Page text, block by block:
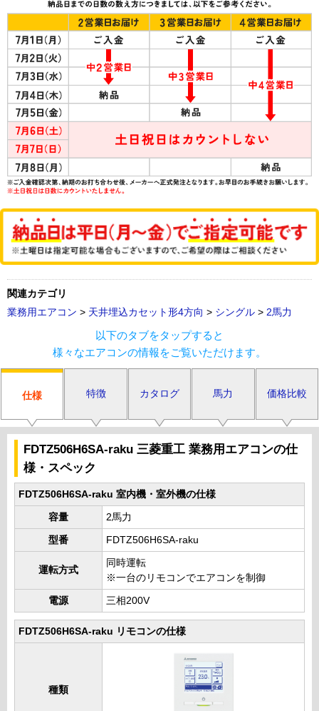
関連カテゴリ
業務用エアコン > 天井埋込カセット形4方向 > シングル > 2馬力
以下のタブをタップすると
様々なエアコンの情報をご覧いただけます。
仕様 特徴 カタログ 馬力 価格比較
FDTZ506H6SA-raku 三菱重工 業務用エアコンの仕
様・スペック
FDTZ506H6SA-raku 室内機・室外機の仕様
容量 2馬力
型番 FDTZ506H6SA-raku
運転方式
同時運転
※一台のリモコンでエアコンを制御
電源 三相200V
FDTZ506H6SA-raku リモコンの仕様
種類